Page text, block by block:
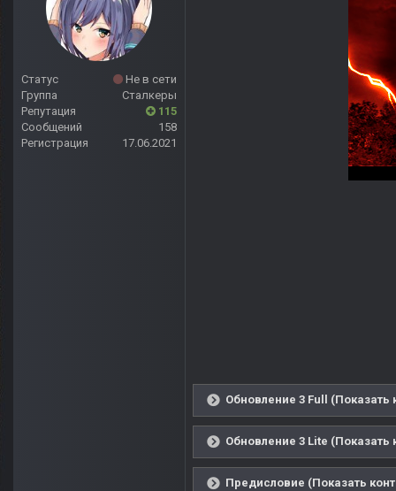
Статус
Не в сети
Группа
Сталкеры
Репутация
115
Сообщений
158
Регистрация
17.06.2021
Обновление 3 Full (Показать
Обновление 3 Lite (Показать
Предисловие (Показать